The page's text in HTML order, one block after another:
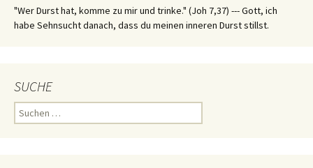
"Wer Durst hat, komme zu mir und trinke." (Joh 7,37) --- Gott, ich
habe Sehnsucht danach, dass du meinen inneren Durst stillst.
SUCHE
Suchen
nach: